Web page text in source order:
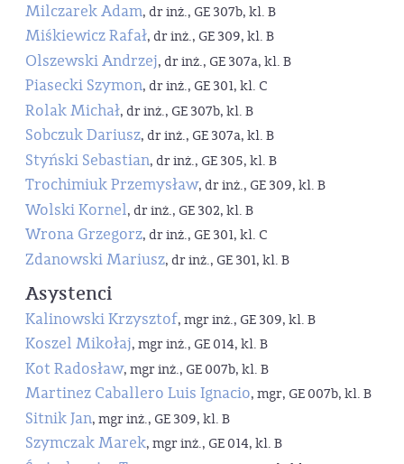
Milczarek Adam, dr inż., GE 307b, kl. B
Miśkiewicz Rafał, dr inż., GE 309, kl. B
Olszewski Andrzej, dr inż., GE 307a, kl. B
Piasecki Szymon, dr inż., GE 301, kl. C
Rolak Michał, dr inż., GE 307b, kl. B
Sobczuk Dariusz, dr inż., GE 307a, kl. B
Styński Sebastian, dr inż., GE 305, kl. B
Trochimiuk Przemysław, dr inż., GE 309, kl. B
Wolski Kornel, dr inż., GE 302, kl. B
Wrona Grzegorz, dr inż., GE 301, kl. C
Zdanowski Mariusz, dr inż., GE 301, kl. B
Asystenci
Kalinowski Krzysztof, mgr inż., GE 309, kl. B
Koszel Mikołaj, mgr inż., GE 014, kl. B
Kot Radosław, mgr inż., GE 007b, kl. B
Martinez Caballero Luis Ignacio, mgr, GE 007b, kl. B
Sitnik Jan, mgr inż., GE 309, kl. B
Szymczak Marek, mgr inż., GE 014, kl. B